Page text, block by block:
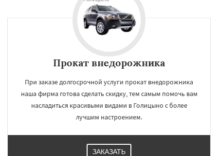
Прокат внедорожника
При заказе долгосрочной услуги прокат внедорожника
наша фирма готова сделать скидку, тем самым помочь вам
насладиться красивыми видами в Голицыно с более
лучшим настроением.
ЗАКАЗАТЬ